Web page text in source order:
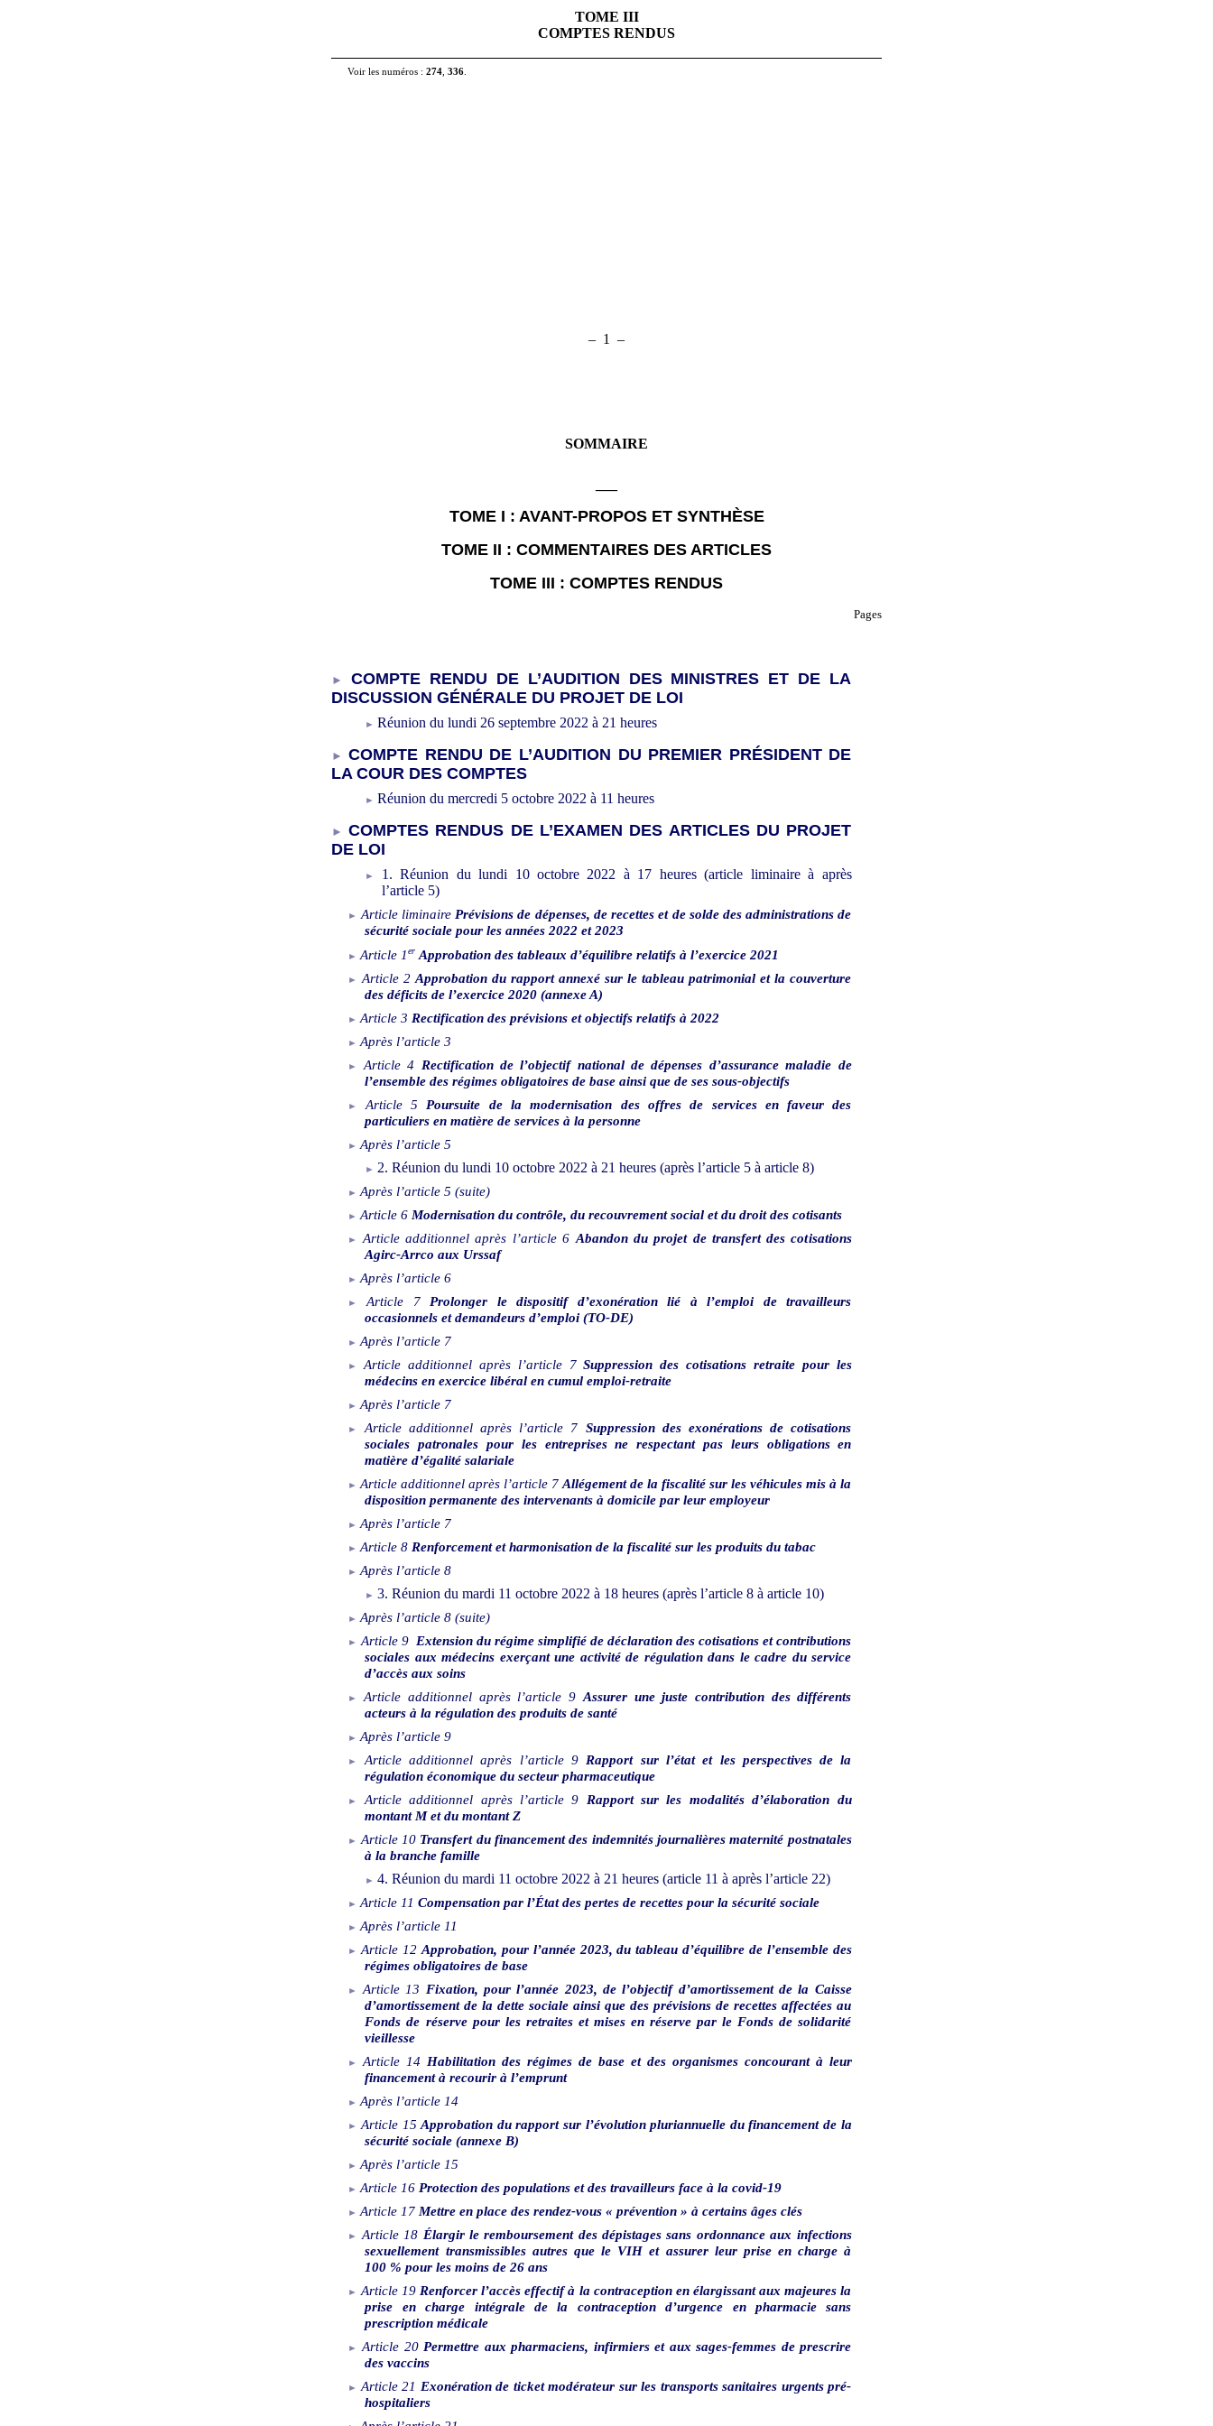
TOME III
COMPTES RENDUS
Voir les numéros : 274,336.
– 1 –
SOMMAIRE
TOME I : AVANT-PROPOS ET SYNTHÈSE
TOME II : COMMENTAIRES DES ARTICLES
TOME III : COMPTES RENDUS
Pages
COMPTE RENDU DE L’AUDITION DES MINISTRES ET DE LA
DISCUSSION GÉNÉRALE DU PROJET DE LOI
Réunion du lundi 26 septembre 2022 à 21 heures
COMPTE RENDU DE L’AUDITION DU PREMIER PRÉSIDENT DE
LA COUR DES COMPTES
Réunion du mercredi 5 octobre 2022 à 11 heures
COMPTES RENDUS DE L’EXAMEN DES ARTICLES DU PROJET
DE LOI
1. Réunion du lundi 10 octobre 2022 à 17 heures (article liminaire à après
l’article 5)
Article liminaire Prévisions de dépenses, de recettes et de solde des administrations de
sécurité sociale pour les années 2022 et 2023
Article 1er Approbation des tableaux d’équilibre relatifs à l’exercice 2021
Article 2Approbation du rapport annexé sur le tableau patrimonial et la couverture
des déficits de l’exercice 2020 (annexe A)
Article 3Rectification des prévisions et objectifs relatifs à 2022
Après l’article 3
Article 4 Rectification de l’objectif national de dépenses d’assurance maladie de
l’ensemble des régimes obligatoires de base ainsi que de ses sous‑objectifs
Article 5Poursuite de la modernisation des offres de services en faveur des
particuliers en matière de services à la personne
Après l’article 5
2. Réunion du lundi 10 octobre 2022 à 21 heures (après l’article 5 à article 8)
Après l’article 5 (suite)
Article 6Modernisation du contrôle, du recouvrement social et du droit des cotisants
Article additionnel après l’article 6Abandon du projet de transfert des cotisations
Agirc-Arrco aux Urssaf
Après l’article 6
Article
7Prolonger le dispositif d’exonération lié à l’emploi de travailleurs
occasionnels et demandeurs d’emploi (TO‑DE)
Après l’article 7
Article additionnel après l’article 7Suppression des cotisations retraite pour les
médecins en exercice libéral en cumul emploi-retraite
Après l’article 7
Article additionnel après l’article 7 Suppression des exonérations de cotisations
sociales patronales pour les entreprises ne respectant pas leurs obligations en
matière d’égalité salariale
Article additionnel après l’article 7Allégement de la fiscalité sur les véhicules mis à la
disposition permanente des intervenants à domicile par leur employeur
Après l’article 7
Article 8Renforcement et harmonisation de la fiscalité sur les produits du tabac
Après l’article 8
3. Réunion du mardi 11 octobre 2022 à 18 heures (après l’article 8 à article 10)
Après l’article 8 (suite)
Article 9 Extension du régime simplifié de déclaration des cotisations et contributions
sociales aux médecins exerçant une activité de régulation dans le cadre du service
d’accès aux soins
Article additionnel après l’article 9Assurer une juste contribution des différents
acteurs à la régulation des produits de santé
Après l’article 9
Article additionnel après l’article 9Rapport sur l’état et les perspectives de la
régulation économique du secteur pharmaceutique
Article additionnel après l’article 9 Rapport sur les modalités d’élaboration du
montant M et du montant Z
Article 10 Transfert du financement des indemnités journalières maternité postnatales
à la branche famille
4. Réunion du mardi 11 octobre 2022 à 21 heures (article 11 à après l’article 22)
Article 11Compensation par l’État des pertes de recettes pour la sécurité sociale
Après l’article 11
Article 12Approbation, pour l’année 2023, du tableau d’équilibre de l’ensemble des
régimes obligatoires de base
Article 13 Fixation, pour l’année 2023, de l’objectif d’amortissement de la Caisse
d’amortissement de la dette sociale ainsi que des prévisions de recettes affectées au
Fonds de réserve pour les retraites et mises en réserve par le Fonds de solidarité
vieillesse
Article 14Habilitation des régimes de base et des organismes concourant à leur
financement à recourir à l’emprunt
Après l’article 14
Article 15Approbation du rapport sur l’évolution pluriannuelle du financement de la
sécurité sociale (annexe B)
Après l’article 15
Article 16Protection des populations et des travailleurs face à la covid-19
Article 17Mettre en place des rendez-vous « prévention » à certains âges clés
Article 18 Élargir le remboursement des dépistages sans ordonnance aux infections
sexuellement transmissibles autres que le VIH et assurer leur prise en charge à
100 % pour les moins de 26 ans
Article 19 Renforcer l’accès effectif à la contraception en élargissant aux majeures la
prise en charge intégrale de la contraception d’urgence en pharmacie sans
prescription médicale
Article 20Permettre aux pharmaciens, infirmiers et aux sages-femmes de prescrire
des vaccins
Article 21 Exonération de ticket modérateur sur les transports sanitaires urgents pré-
hospitaliers